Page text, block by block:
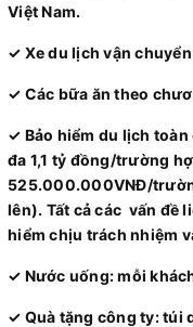
Việt Nam.
✓ Xe du lịch vận
✓ Các bữa ăn theo
✓ Bảo hiểm du lịch
đa 1,1 tỷ đồng/trường
525.000.000VNĐ/
lên). Tất cả các vấn đề
hiểm chịu trách nhiệm
✓ Nước uống: mỗi
✓ Quà tặng công ty: túi